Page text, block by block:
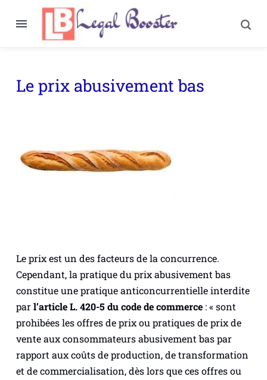
Le prix abusivement bas
Le prix est un des facteurs de la concurrence.
Cependant, la pratique du prix abusivement bas
constitue une pratique anticoncurrentielle interdite
parl’article L. 420-5 du code de commerce: «sont
prohibées les offres de prix ou pratiques de prix de
vente aux consommateurs abusivement bas par
rapport aux coûts de production, de transformation
et de commercialisation, dès lors que ces offres ou